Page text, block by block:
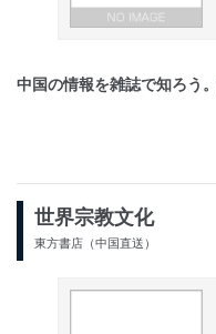
中国の情報を雑誌で知ろう
世界宗教文化
東方書店（中国直送）